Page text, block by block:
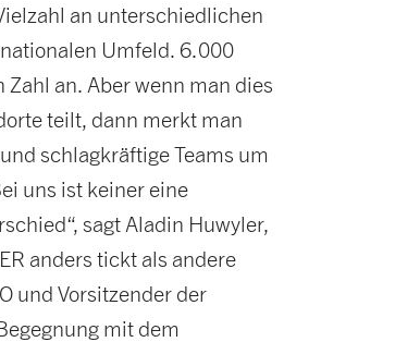
an unterschiedlichen
Umfeld. 6.000
an. Aber wenn man dies
teilt, dann merkt man
schlagkräftige Teams um
uns ist keiner eine
sagt Aladin Huwyler,
anders tickt als andere
und Vorsitzender der
mit dem